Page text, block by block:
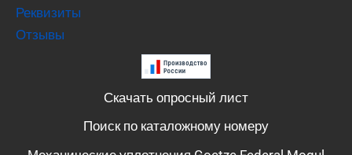
Реквизиты
Отзывы
Скачать опросный лист
Поиск по каталожному номеру